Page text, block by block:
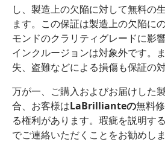
し、製造上の欠陥に対して無料の
ます。この保証は製造上の欠陥に
モンドのクラリティグレードに影
インクルージョンは対象外です。
失、盗難などによる損傷も保証の
万が一、ご購入およびお届けした
合、お客様はLaBrillianteの無料
る権利があります。瑕疵を説明す
でご連絡いただくことをお勧めし